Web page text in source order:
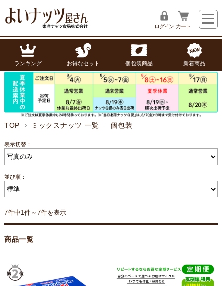
ログイン カート
ランキング お得なセット 個包装商品 新着商品
TOP ミックスナッツ 一覧 個包装
表示切替：
並び順：
7件中1件～7件を表示
商品一覧